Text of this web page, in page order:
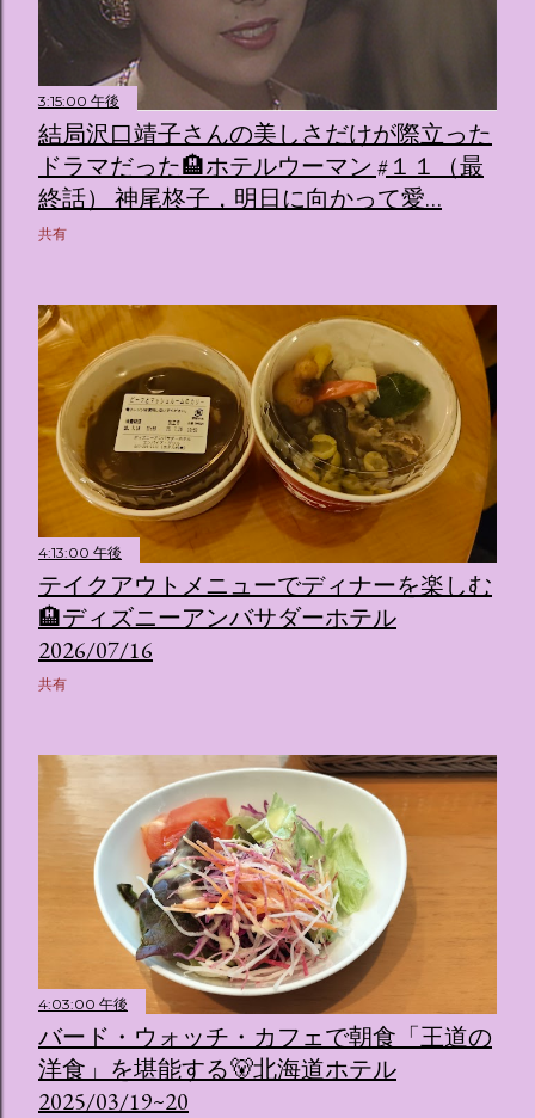
3:15:00 午後
結局沢口靖子さんの美しさだけが際立った
ドラマだった🏨ホテルウーマン #１１（最
終話） 神尾柊子，明日に向かって愛…
共有
4:13:00 午後
テイクアウトメニューでディナーを楽しむ
🏨ディズニーアンバサダーホテル
2026/07/16
共有
4:03:00 午後
バード・ウォッチ・カフェで朝食「王道の
洋食」を堪能する🐻北海道ホテル
2025/03/19~20